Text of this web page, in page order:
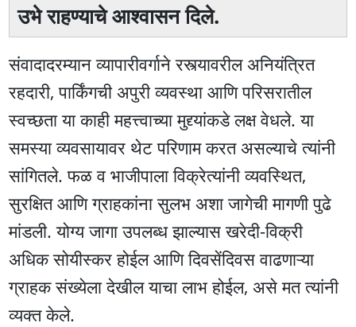
उभे राहण्याचे आश्वासन दिले.
संवादादरम्यान व्यापारीवर्गाने रस्त्यावरील अनियंत्रित
रहदारी, पार्किंगची अपुरी व्यवस्था आणि परिसरातील
स्वच्छता या काही महत्त्वाच्या मुद्द्यांकडे लक्ष वेधले. या
समस्या व्यवसायावर थेट परिणाम करत असल्याचे त्यांनी
सांगितले. फळ व भाजीपाला विक्रेत्यांनी व्यवस्थित,
सुरक्षित आणि ग्राहकांना सुलभ अशा जागेची मागणी पुढे
मांडली. योग्य जागा उपलब्ध झाल्यास खरेदी-विक्री
अधिक सोयीस्कर होईल आणि दिवसेंदिवस वाढणाऱ्या
ग्राहक संख्येला देखील याचा लाभ होईल, असे मत त्यांनी
व्यक्त केले.